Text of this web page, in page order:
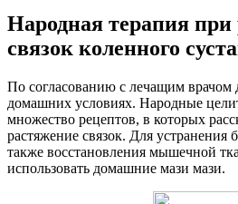
Народная терапия
связок коленного
По согласованию с лечащим врачом
домашних условиях. Народные
множество рецептов, в которых
растяжение связок. Для устранения
также восстановления мышечной
использовать домашние мази мази.